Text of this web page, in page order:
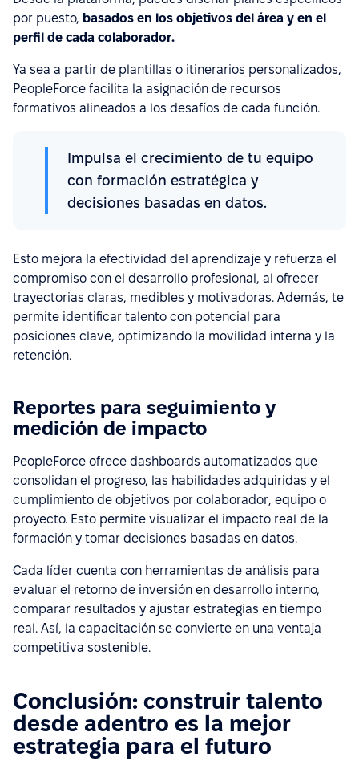
por puesto, basados en los objetivos del área y en el
perfil de cada colaborador.
Ya sea a partir de plantillas o itinerarios personalizados,
PeopleForce facilita la asignación de recursos
formativos alineados a los desafíos de cada función.
Impulsa el crecimiento de tu equipo
con formación estratégica y
decisiones basadas en datos.
Esto mejora la efectividad del aprendizaje y refuerza el
compromiso con el desarrollo profesional, al ofrecer
trayectorias claras, medibles y motivadoras. Además, te
permite identificar talento con potencial para
posiciones clave, optimizando la movilidad interna y la
retención.
Reportes para seguimiento y
medición de impacto
PeopleForce ofrece dashboards automatizados que
consolidan el progreso, las habilidades adquiridas y el
cumplimiento de objetivos por colaborador, equipo o
proyecto. Esto permite visualizar el impacto real de la
formación y tomar decisiones basadas en datos.
Cada líder cuenta con herramientas de análisis para
evaluar el retorno de inversión en desarrollo interno,
comparar resultados y ajustar estrategias en tiempo
real. Así, la capacitación se convierte en una ventaja
competitiva sostenible.
Conclusión: construir talento
desde adentro es la mejor
estrategia para el futuro